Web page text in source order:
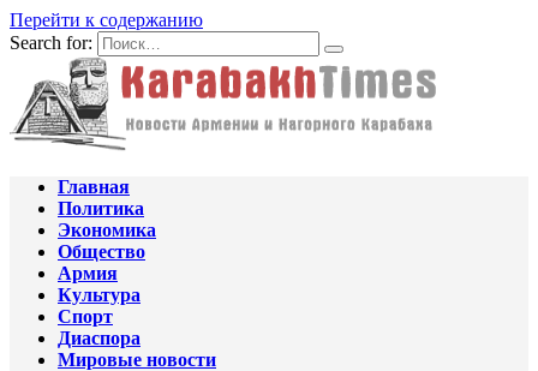
Перейти к содержанию
Search for:
Главная
Политика
Экономика
Общество
Армия
Культура
Спорт
Диаспора
Мировые новости